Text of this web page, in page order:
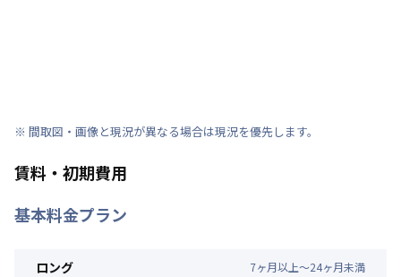
※ 間取図・画像と現況が異なる場合は現況を優先します。
賃料・初期費用
基本料金プラン
ロング 7ヶ月以上～24ヶ月未満